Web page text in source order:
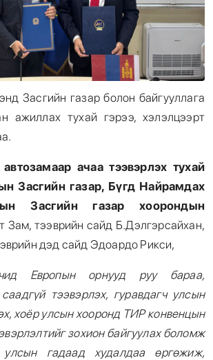
Засгийн газар болон байгууллага
ажиллах тухай гэрээ, хэлэлцээрт
ачаа тээвэрлэх тухай
Засгийн газар, Бүгд Найрамдах
Засгийн газар хоорондын
Зам, тээврийн сайд Б.Дэлгэрсайхан,
дэд сайд Эдоардо Рикси,
Европын орнууд руу бараа,
тээвэрлэх, гуравдагч улсын
хоёр улсын хооронд ТИР конвенцын
зохион байгуулах боломж
гадаад худалдаа өргөжиж,